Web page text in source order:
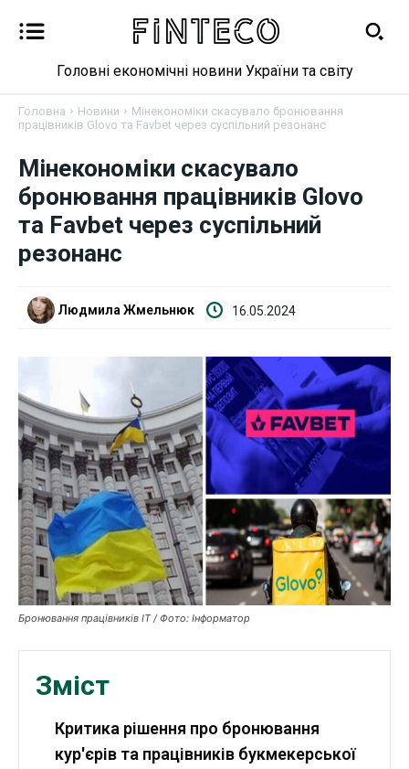
Новини
Бізнес
Фінанси
Криптовалюта
Робота і освіта
Публікації
ФОП
Курс валют
Ми в соц. мережах
Головні економічні новини України та світу
Головна Новини
Мінекономіки скасувало бронювання
працівників Glovo та Favbet через суспільний резонанс
Мінекономіки скасувало
бронювання працівників Glovo
та Favbet через суспільний
резонанс
Людмила Жмельнюк 16.05.2024
Бронювання працівників ІТ / Фото: Інформатор
Зміст
Критика рішення про бронювання
кур'єрів та працівників букмекерської